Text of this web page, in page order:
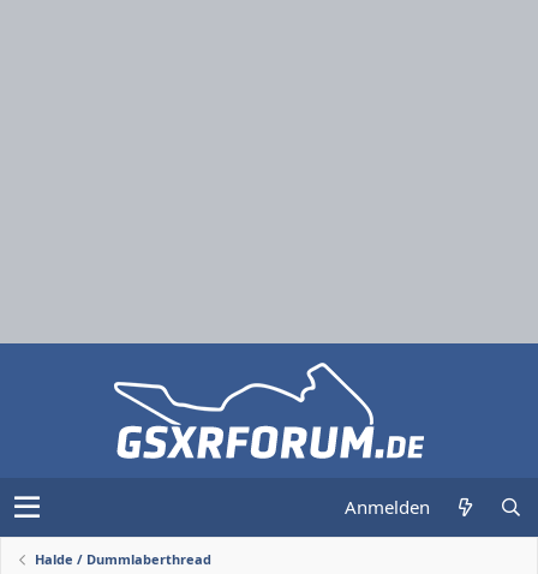
Anmelden
Halde / Dummlaberthread